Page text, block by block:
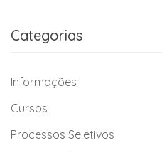
Categorias
Informações
Cursos
Processos Seletivos